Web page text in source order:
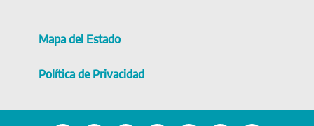
Mapa del Estado
Política de Privacidad